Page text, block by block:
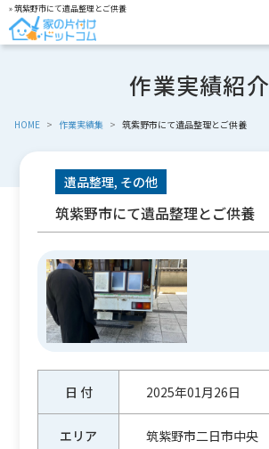
» 筑紫野市にて遺品整理とご供養
作業実績紹介
HOME > 作業実績集 > 筑紫野市にて遺品整理とご供養
遺品整理, その他
筑紫野市にて遺品整理とご供養
日 付 2025年01月26日
エリア 筑紫野市二日市中央